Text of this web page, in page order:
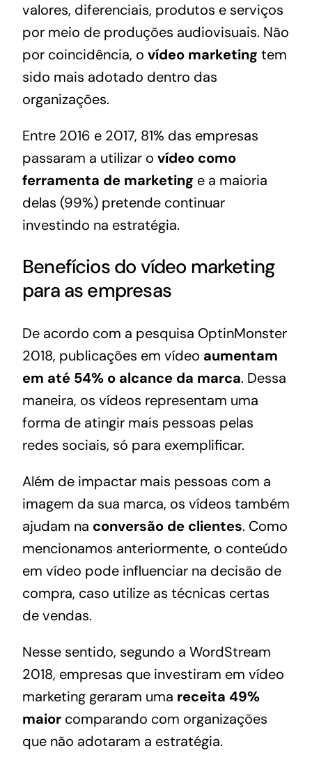
valores, diferenciais, produtos e serviços
por meio de produções audiovisuais. Não
por coincidência, o vídeo marketing tem
sido mais adotado dentro das
organizações.
Entre 2016 e 2017, 81% das empresas
passaram a utilizar o vídeo como
ferramenta de marketing e a maioria
delas (99%) pretende continuar
investindo na estratégia.
Benefícios do vídeo marketing
para as empresas
De acordo com a pesquisa OptinMonster
2018, publicações em vídeo aumentam
em até 54% o alcance da marca. Dessa
maneira, os vídeos representam uma
forma de atingir mais pessoas pelas
redes sociais, só para exemplificar.
Além de impactar mais pessoas com a
imagem da sua marca, os vídeos também
ajudam na conversão de clientes. Como
mencionamos anteriormente, o conteúdo
em vídeo pode influenciar na decisão de
compra, caso utilize as técnicas certas
devendas.
Nesse sentido, segundo a WordStream
2018, empresas que investiram em vídeo
marketing geraram uma receita 49%
maiorcomparando com organizações
que não adotaram a estratégia.